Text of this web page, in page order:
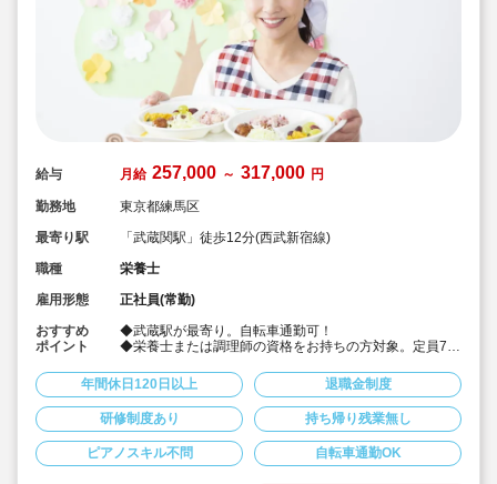
給与 月給 257,000 ～ 317,000 円
勤務地
東京都練馬区
最寄り駅
「武蔵関駅」徒歩12分(西武新宿線)
職種
栄養士
雇用形態
正社員(常勤)
おすすめ
ポイント
◆武蔵駅が最寄り。自転車通勤可！
◆栄養士または調理師の資格をお持ちの方対象。定員79
◆月給25.7万～/別途経験手当あり☆
◆年間休日123日。有給は入社時に3日+半年後に10日付
与！特別休暇も年5日でプライベート充実☆
◆借り上げ社宅制度あり！(敷金礼金なし)
◆介護休暇・産前産後休暇・育児休暇の取得率100％！
復帰率も83％♪
◆「食」の面から子ども達を支える、やりがいのあるお
年間休日120日以上 退職金制度
研修制度あり 持ち帰り残業無し
ピアノスキル不問 自転車通勤OK